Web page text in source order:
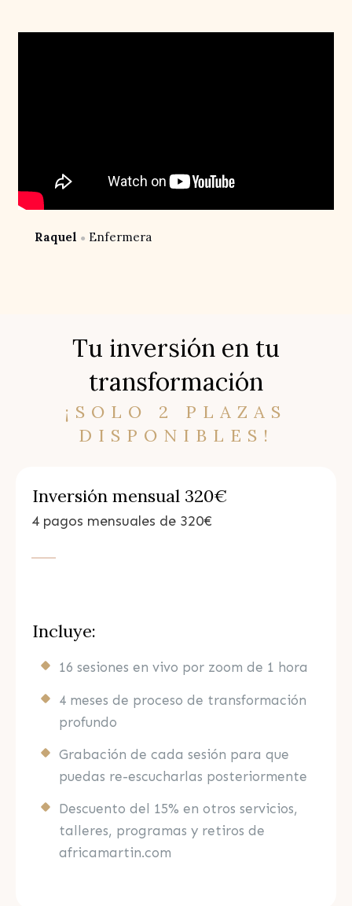
Raquel ● Enfermera
Tu inversión en tu
transformación
¡SOLO 2 PLAZAS
DISPONIBLES!
Inversión mensual 320€
4 pagos mensuales de 320€
Incluye:
16 sesiones en vivo por zoom de 1 hora
4 meses de proceso de transformación
profundo
Grabación de cada sesión para que
puedas re-escucharlas posteriormente
Descuento del 15% en otros servicios,
talleres, programas y retiros de
africamartin.com